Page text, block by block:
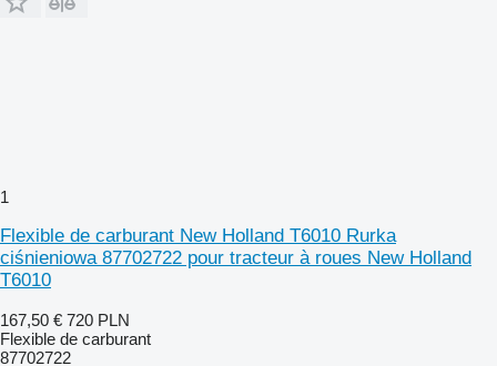
1
Flexible de carburant New Holland T6010 Rurka
ciśnieniowa 87702722 pour tracteur à roues New Holland
T6010
167,50 € 720 PLN
Flexible de carburant
87702722